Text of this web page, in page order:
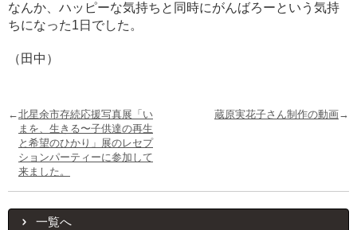
なんか、ハッピーな気持ちと同時にがんばろーという気持
ちになった1日でした。
（田中）
←北星余市存続応援写真展「い
まを、生きる〜子供達の再生
と希望のひかり」展のレセプ
ションパーティーに参加して
来ました。
蔵原実花子さん制作の動画→
一覧へ